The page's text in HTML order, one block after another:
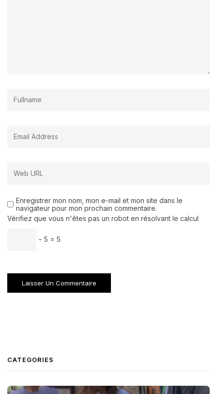
Enregistrer mon nom, mon e-mail et mon site dans le
navigateur pour mon prochain commentaire.
Vérifiez que vous n'êtes pas un robot en résolvant le calcul
− 5 = 5
CATEGORIES